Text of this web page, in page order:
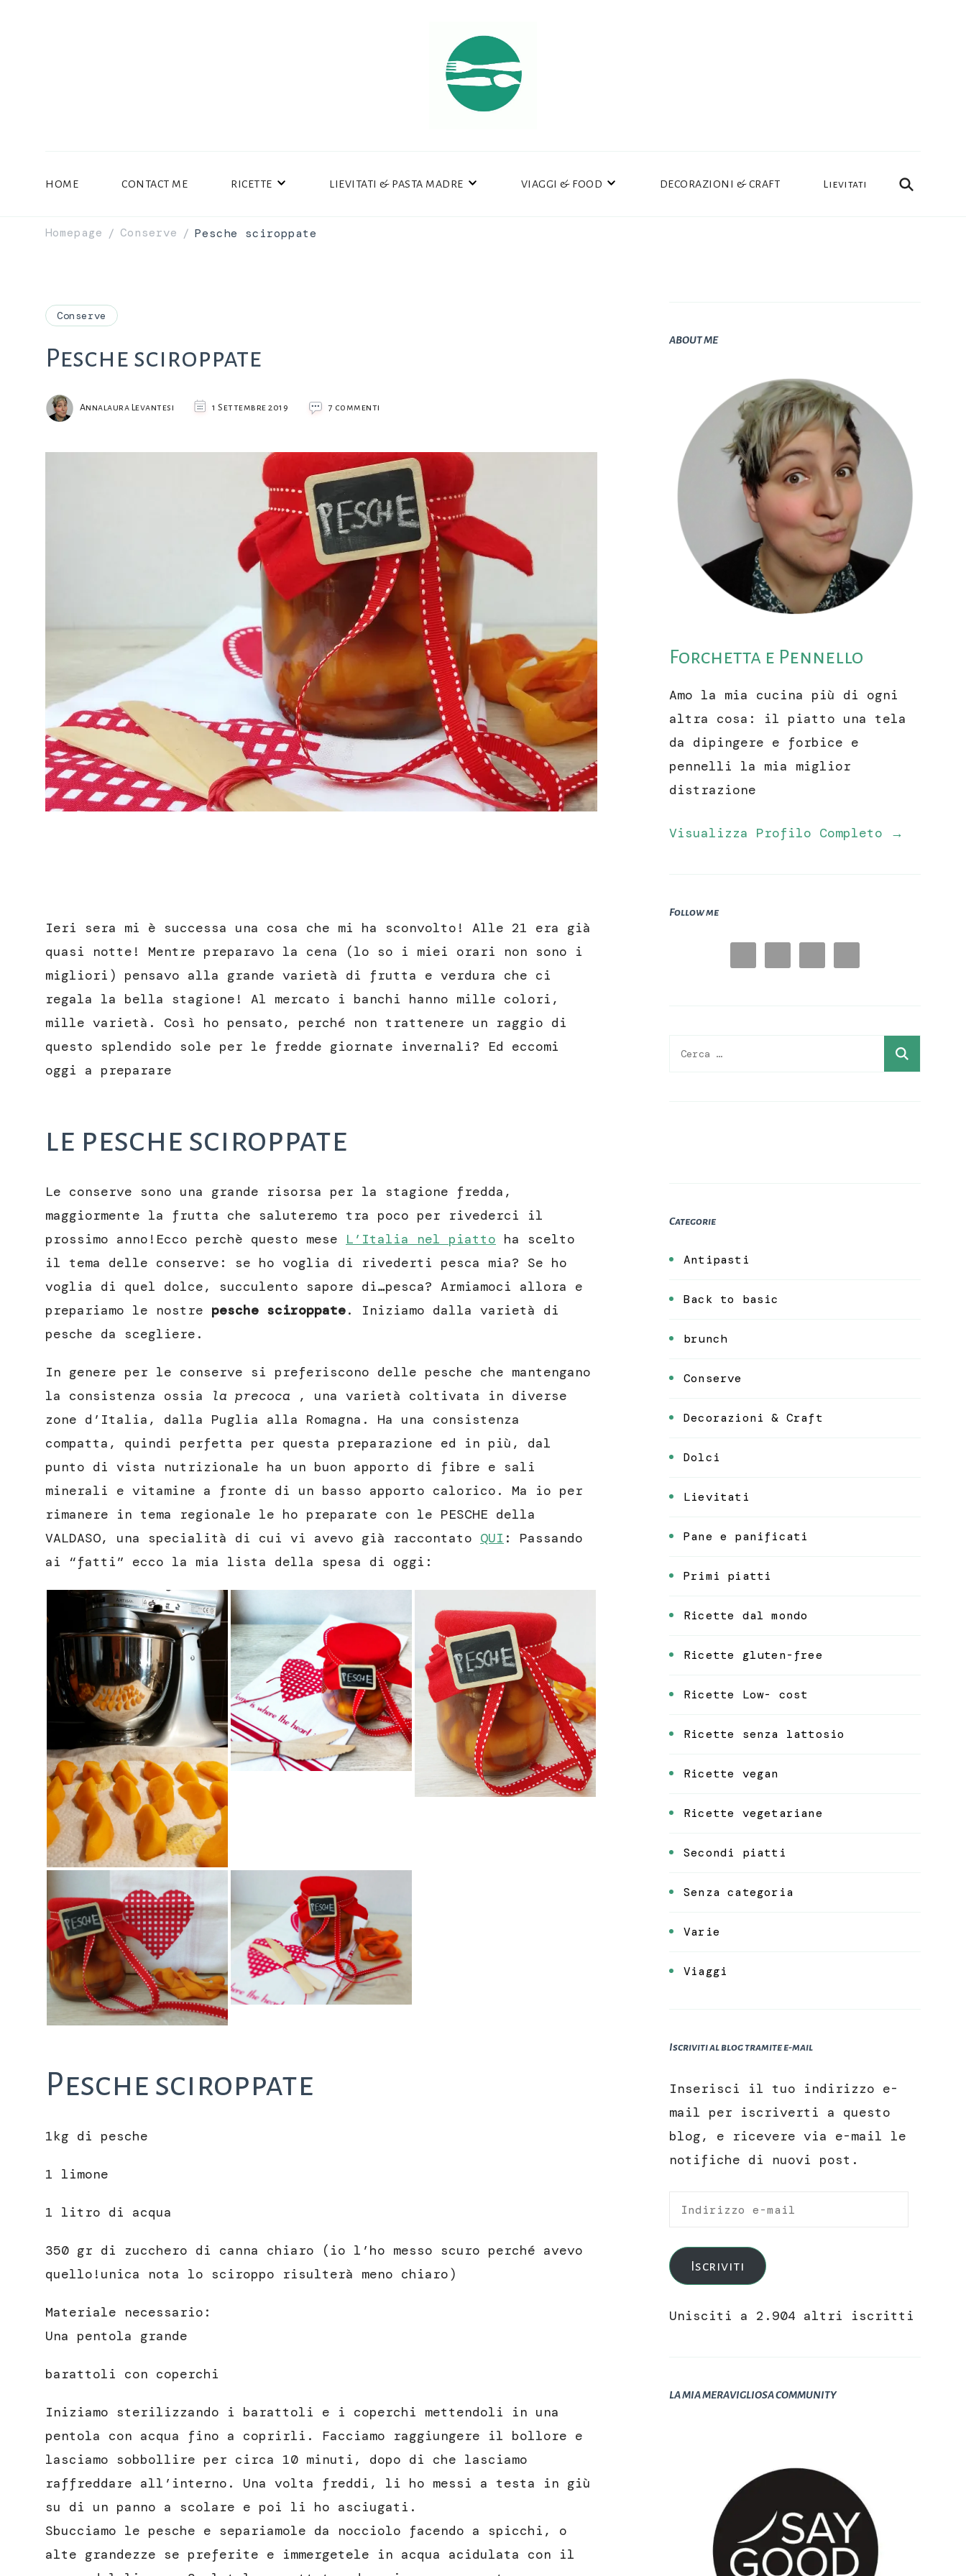
HOME CONTACT ME RICETTE LIEVITATI & PASTA MADRE VIAGGI & FOOD DECORAZIONI & CRAFT Lievitati
Homepage / Conserve / Pesche sciroppate
Conserve
Pesche sciroppate
Annalaura Levantesi 1 Settembre 2019 7 commenti
Ieri sera mi è successa una cosa che mi ha sconvolto! Alle 21 era già
quasi notte! Mentre preparavo la cena (lo so i miei orari non sono i
migliori) pensavo alla grande varietà di frutta e verdura che ci
regala la bella stagione! Al mercato i banchi hanno mille colori,
mille varietà. Così ho pensato, perché non trattenere un raggio di
questo splendido sole per le fredde giornate invernali? Ed eccomi
oggi a preparare
le pesche sciroppate
Le conserve sono una grande risorsa per la stagione fredda,
maggiormente la frutta che saluteremo tra poco per rivederci il
prossimo anno!Ecco perchè questo mese L’Italia nel piatto ha scelto
il tema delle conserve: se ho voglia di rivederti pesca mia? Se ho
voglia di quel dolce, succulento sapore di…pesca? Armiamoci allora e
prepariamo le nostre pesche sciroppate. Iniziamo dalla varietà di
pesche da scegliere.
In genere per le conserve si preferiscono delle pesche che mantengano
la consistenza ossia
la precoca
, una varietà coltivata in diverse
zone d’Italia, dalla Puglia alla Romagna. Ha una consistenza
compatta, quindi perfetta per questa preparazione ed in più, dal
punto di vista nutrizionale ha un buon apporto di fibre e sali
minerali e vitamine a fronte di un basso apporto calorico. Ma io per
rimanere in tema regionale le ho preparate con le PESCHE della
VALDASO, una specialità di cui vi avevo già raccontato QUI : Passando
ai “fatti” ecco la mia lista della spesa di oggi:
Pesche sciroppate
1kg di pesche
1 limone
1 litro di acqua
350 gr di zucchero di canna chiaro (io l’ho messo scuro perché avevo
quello!unica nota lo sciroppo risulterà meno chiaro)
Materiale necessario:
Una pentola grande
barattoli con coperchi
Iniziamo sterilizzando i barattoli e i coperchi mettendoli in una
pentola con acqua fino a coprirli. Facciamo raggiungere il bollore e
lasciamo sobbollire per circa 10 minuti, dopo di che lasciamo
raffreddare all’interno. Una volta freddi, li ho messi a testa in giù
su di un panno a scolare e poi li ho asciugati.
Sbucciamo le pesche e separiamole da nocciolo facendo a spicchi, o
alte grandezze se preferite e immergetele in acqua acidulata con il
ABOUT ME
Forchetta e Pennello
Amo la mia cucina più di ogni
altra cosa: il piatto una tela
da dipingere e forbice e
pennelli la mia miglior
distrazione
Visualizza Profilo Completo →
Follow me
Ricerca
Categorie
Antipasti
Back to basic
brunch
Conserve
Decorazioni & Craft
Dolci
Lievitati
Pane e panificati
Primi piatti
Ricette dal mondo
Ricette gluten-free
Ricette Low- cost
Ricette senza lattosio
Ricette vegan
Ricette vegetariane
Secondi piatti
Senza categoria
Varie
Viaggi
Iscriviti al blog tramite e-mail
Inserisci il tuo indirizzo e-
mail per iscriverti a questo
blog, e ricevere via e-mail le
notifiche di nuovi post.
Indirizzo
mail
Iscriviti
Unisciti a 2.904 altri iscritti
LA MIA MERAVIGLIOSA COMMUNITY